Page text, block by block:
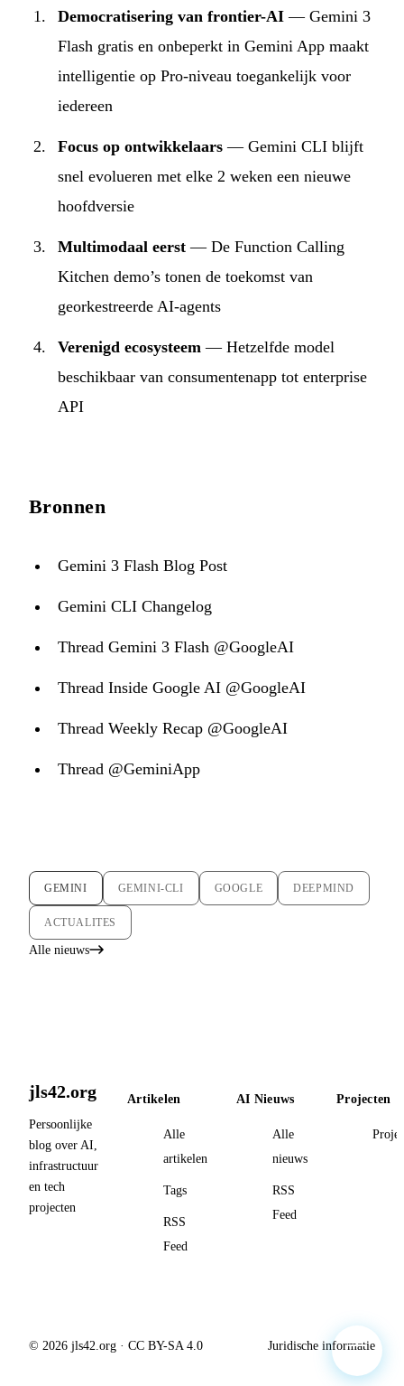
Democratisering van frontier-AI — Gemini 3
Flash gratis en onbeperkt in Gemini App maakt
intelligentie op Pro-niveau toegankelijk voor
iedereen
Focus op ontwikkelaars — Gemini CLI blijft
snel evolueren met elke 2 weken een nieuwe
hoofdversie
Multimodaal eerst — De Function Calling
Kitchen demo’s tonen de toekomst van
georkestreerde AI-agents
Verenigd ecosysteem — Hetzelfde model
beschikbaar van consumentenapp tot enterprise
API
Bronnen
Gemini 3 Flash Blog Post
Gemini CLI Changelog
Thread Gemini 3 Flash @GoogleAI
Thread Inside Google AI @GoogleAI
Thread Weekly Recap @GoogleAI
Thread @GeminiApp
GEMINI GEMINI-CLI GOOGLE DEEPMIND
ACTUALITES
Alle nieuws
jls42.org
Persoonlijke
blog over AI,
infrastructuur
en tech
projecten
Artikelen
Alle
artikelen
Tags
RSS
Feed
AI Nieuws
Alle
nieuws
RSS
Feed
Projecten
© 2026 jls42.org · CC BY-SA 4.0 Juridische informatie